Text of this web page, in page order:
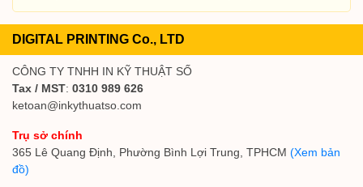
DIGITAL PRINTING Co., LTD
CÔNG TY TNHH IN KỸ THUẬT SỐ
Tax / MST: 0310 989 626
ketoan@inkythuatso.com
Trụ sở chính
365 Lê Quang Định, Phường Bình Lợi Trung, TPHCM (Xem bản
đồ)